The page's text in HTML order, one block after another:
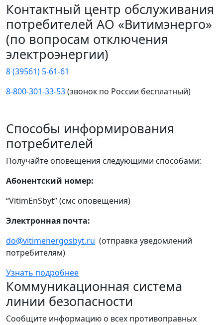
Контактный центр обслуживания
потребителей АО «Витимэнерго»
(по вопросам отключения
электроэнергии)
8 (39561) 5-61-61
8-800-301-33-53(звонок по России бесплатный)
Способы информирования
потребителей
Получайте оповещения следующими способами:
Абонентский номер:
“VitimEnSbyt” (смс оповещения)
Электронная почта:
do@vitimenergosbyt.ru (отправка уведомлений
потребителям)
Узнать подробнее
Коммуникационная система
линии безопасности
Сообщите информацию о всех противоправных